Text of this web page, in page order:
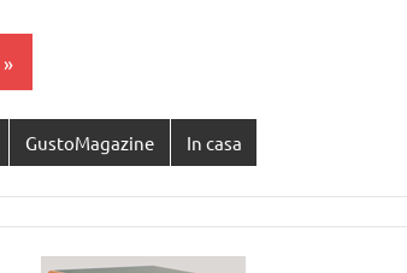
GustoMagazine In casa